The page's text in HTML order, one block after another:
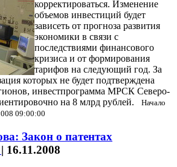
корректироваться. Изменение
объемов инвестиций будет
зависеть от прогноза развития
экономики в связи с
последствиями финансового
кризиса и от формирования
тарифов на следующий год. За
которых не будет подтверждена
инвестпрограмма МРСК Северо-
на 8 млрд рублей. Начало
09:00:00
Закон о патентах
| 16.11.2008